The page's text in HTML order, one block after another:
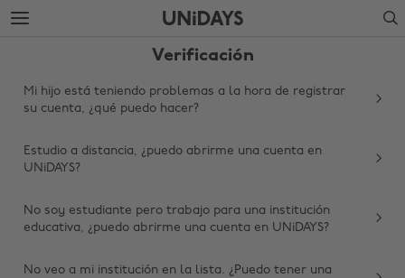
Saltar
al
Saltar
al
Search
Verificación
Mi hijo está teniendo problemas a la hora de registrar
su cuenta, ¿qué puedo hacer?
Estudio a distancia, ¿puedo abrirme una cuenta en
UNiDAYS?
No soy estudiante pero trabajo para una institución
educativa, ¿puedo abrirme una cuenta en UNiDAYS?
No veo a mi institución en la lista. ¿Puedo tener una